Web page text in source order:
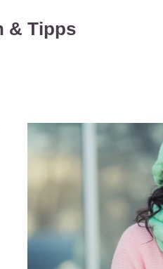
& Tipps